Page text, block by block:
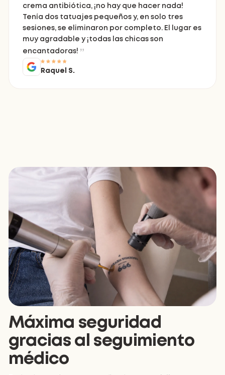
crema antibiótica, ¡no hay que hacer nada!
Tenía dos tatuajes pequeños y, en solo tres
sesiones, se eliminaron por completo. El lugar es
muy agradable y ¡todas las chicas son
encantadoras!
Raquel S.
Máxima seguridad
gracias al seguimiento
médico